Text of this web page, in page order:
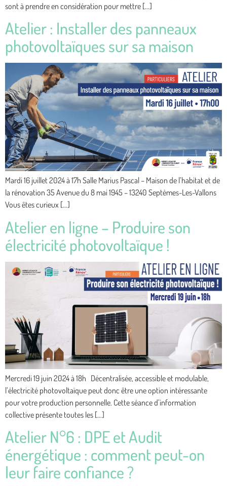
sont à prendre en considération pour mettre […]
Atelier : Installer des panneaux
photovoltaïques sur sa maison
Mardi 16 juillet 2024 à 17h Salle Marius Pascal – Maison de l’habitat et de
la rénovation 35 Avenue du 8 mai 1945 – 13240 Septèmes-Les-Vallons
Vous êtes curieux […]
Atelier en ligne – Produire son
électricité photovoltaïque !
Mercredi 19 juin 2024 à 18h Décentralisée, accessible et modulable,
l’électricité photovoltaïque peut donc être une option intéressante
pour votre production personnelle. Cette séance d’information
collective présente toutes les […]
Atelier N°6 : DPE et Audit
énergétique : comment peut-on
leur faire confiance ?